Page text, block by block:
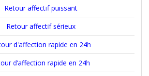
Retour affectif puissant
Retour affectif sérieux
d'affection rapide en 24h
d’affection rapide en 24h